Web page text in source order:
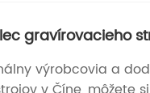
gravírovacieho
výrobcovia a